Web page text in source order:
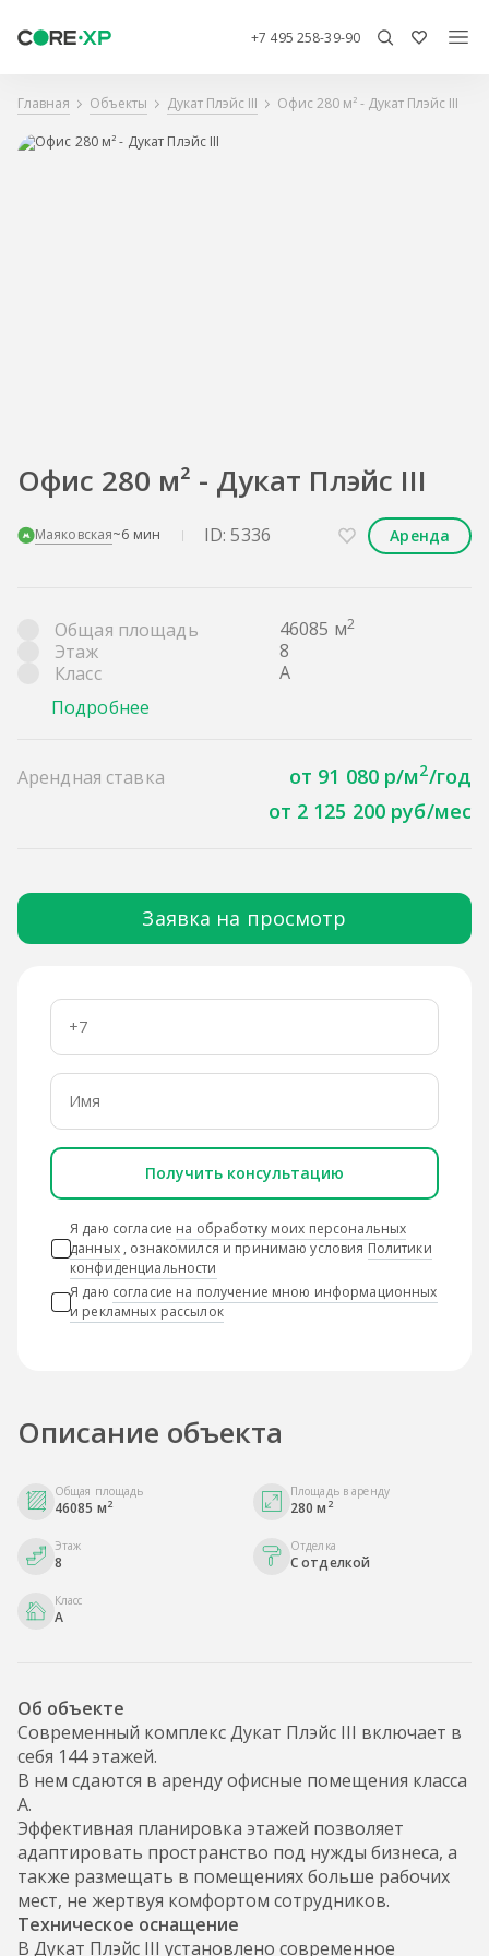
+7 495 258-39-90
Главная Объекты Дукат Плэйс III Офис 280 м² - Дукат Плэйс III
Офис 280 м² - Дукат Плэйс III
Маяковская~6 мин ID: 5336 Аренда
Общая площадь 46085 м2
Этаж
8
Класс
A
Подробнее
Арендная ставка от 91 080 р/м2/год
от 2 125 200 руб/мес
Заявка на просмотр
Получить консультацию
Я даю согласие на обработку моих персональных
данных, ознакомился и принимаю условия Политики
конфиденциальности
Я даю согласие на получение мною информационных
и рекламных рассылок
Описание объекта
Общая площадь
46085 м2
Площадь в аренду
280 м 2
Этаж
8
Отделка
С отделкой
Класс
A
Об объекте
Современный комплекс Дукат Плэйс III включает в
себя 144 этажей.
В нем сдаются в аренду офисные помещения класса
А.
Эффективная планировка этажей позволяет
адаптировать пространство под нужды бизнеса, а
также размещать в помещениях больше рабочих
мест, не жертвуя комфортом сотрудников.
Техническое оснащение
В Дукат Плэйс III установлено современное